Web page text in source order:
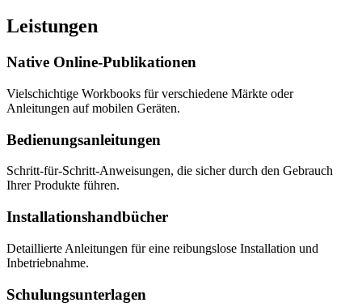
Leistungen
Native Online-Publikationen
Vielschichtige Workbooks für verschiedene Märkte oder
Anleitungen auf mobilen Geräten.
Bedienungsanleitungen
Schritt-für-Schritt-Anweisungen, die sicher durch den Gebrauch
Ihrer Produkte führen.
Installations­hand­bücher
Detaillierte Anleitungen für eine reibungslose Installation und
Inbetriebnahme.
Schulungsunterlagen